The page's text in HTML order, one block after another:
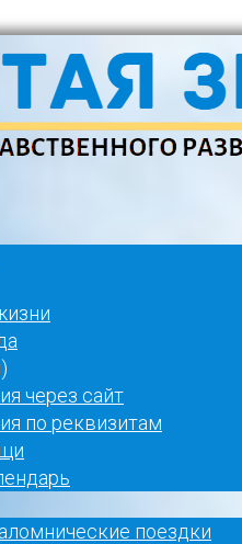
через сайт
по реквизитам
поездки